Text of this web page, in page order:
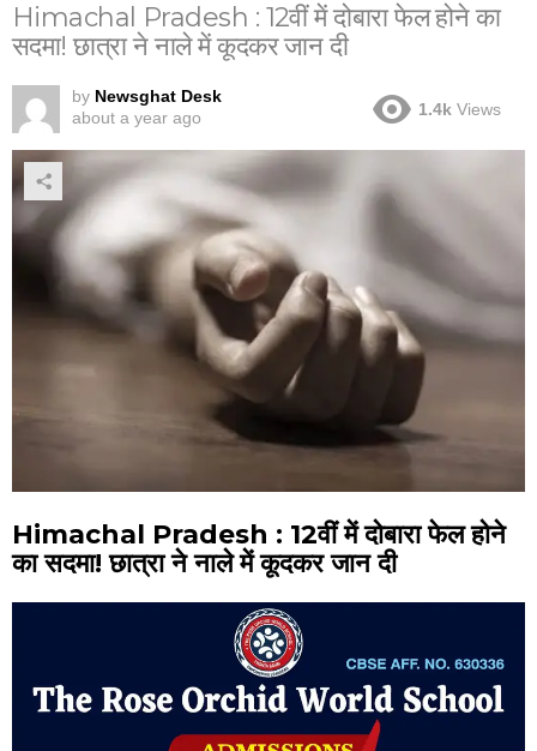
Himachal Pradesh : 12वीं में दोबारा फेल होने का
सदमा! छात्रा ने नाले में कूदकर जान दी
by Newsghat Desk
about a year ago
1.4k Views
Himachal Pradesh : 12वीं में दोबारा फेल होने
का सदमा! छात्रा ने नाले में कूदकर जान दी